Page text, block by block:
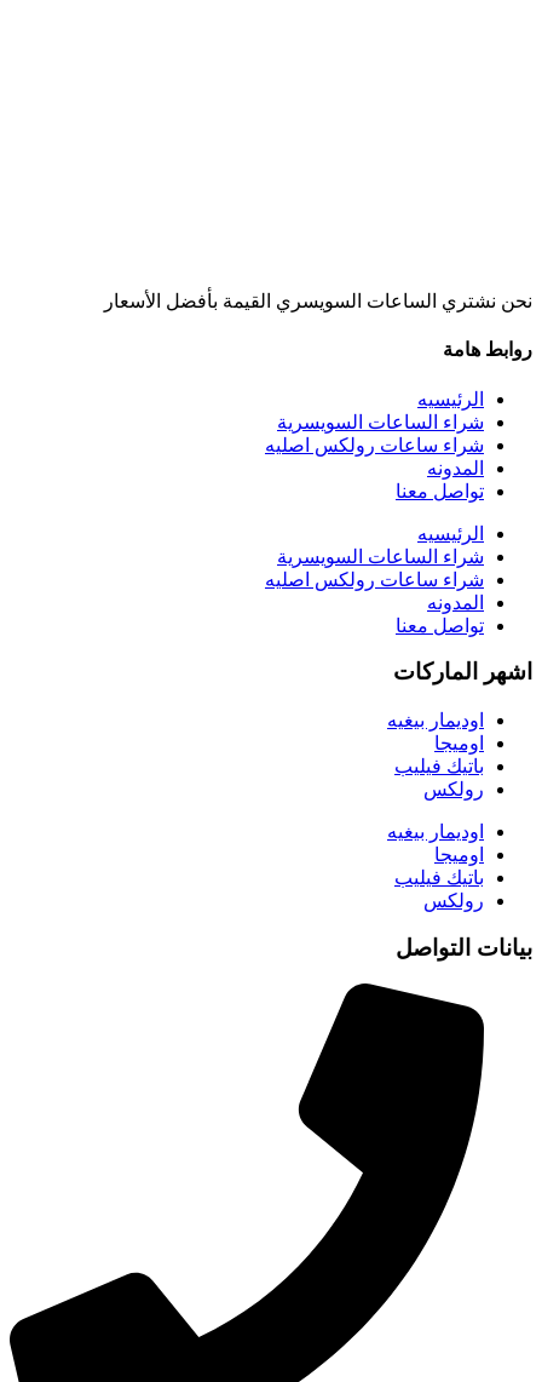
نحن نشتري الساعات السويسري القيمة بأفضل الأسعار
روابط هامة
الرئيسيه
شراء الساعات السويسرية
شراء ساعات رولكس اصليه
المدونه
تواصل معنا
الرئيسيه
شراء الساعات السويسرية
شراء ساعات رولكس اصليه
المدونه
تواصل معنا
اشهر الماركات
اوديمار بيغيه
اوميجا
باتيك فيليب
رولكس
اوديمار بيغيه
اوميجا
باتيك فيليب
رولكس
بيانات التواصل